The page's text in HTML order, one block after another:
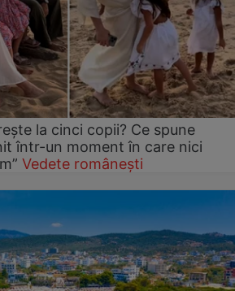
la cinci copii? Ce spune
într-un moment în care nici
Vedete românești